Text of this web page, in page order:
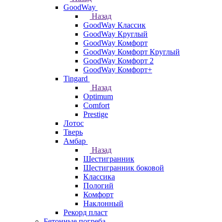
GoodWay
Назад
GoodWay Классик
GoodWay Круглый
GoodWay Комфорт
GoodWay Комфорт Круглый
GoodWay Комфорт 2
GoodWay Комфорт+
Tingard
Назад
Optimum
Comfort
Prestige
Лотос
Тверь
Амбар
Назад
Шестигранник
Шестигранник боковой
Классика
Пологий
Комфорт
Наклонный
Рекорд пласт